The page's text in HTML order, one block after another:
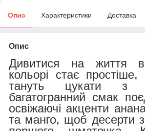
Опис Характеристики Доставка
Опис
Дивитися на життя
кольорі стає
тануть цукати з
багатогранний смак
освіжаючі акценти
та манго, щоб десерти